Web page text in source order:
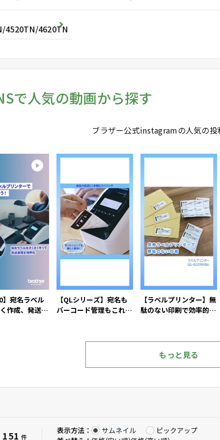
4520TN/4620TN
で人気の動画から探す
ブラザー公式instagramの人気の投
】宛名ラベル
作成、発送を
【QLシリーズ】宛名も
バーコード管理もこれ1
【ラベルプリンター】無
駄のない印刷で効率的な
もっと見る
151 件
表示方法： サムネイル
ピックアップ